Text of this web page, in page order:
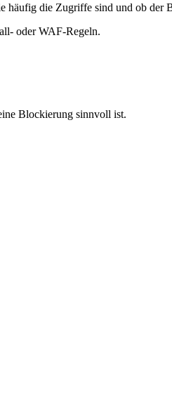
die Zugriffe sind und ob der
oder WAF-Regeln.
Blockierung sinnvoll ist.